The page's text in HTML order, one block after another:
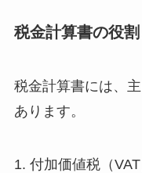
税金計算書の役
税金計算書には、
あります。
1. 付加価値税（